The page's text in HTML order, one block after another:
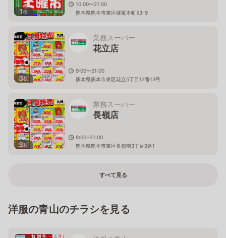
1枚
10:00〜21:00
熊本県熊本市東区健軍本町53-9
3枚
業務スーパー
花立店
9:00〜21:00
熊本県熊本市東区花立5丁目12番13号
3枚
業務スーパー
長嶺店
9:00~21:00
熊本県熊本市東区長嶺南3丁目9番1
すべて見る
洋服の青山のチラシを見る